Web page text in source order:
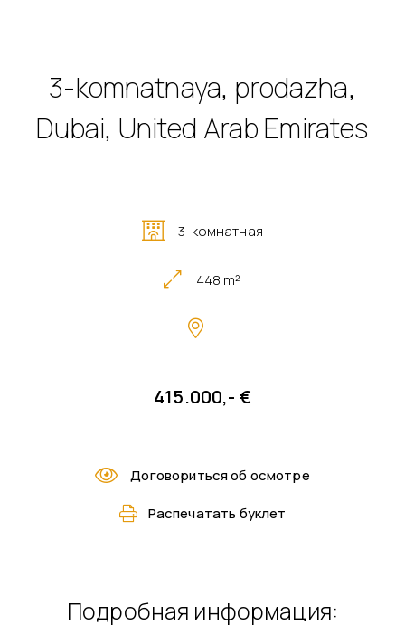
3-komnatnaya, prodazha,
Dubai, United Arab Emirates
3-комнатная
448 m²
415.000,- €
Договориться об осмотре
Pаспечатать буклет
Подробная информация: